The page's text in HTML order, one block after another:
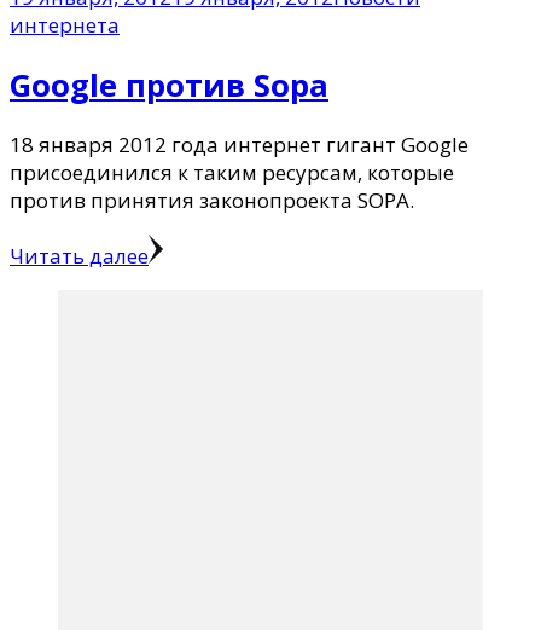
интернета
Google против Sopa
18 января 2012 года интернет гигант Google
присоединился к таким ресурсам, которые
против принятия законопроекта SOPA.
Читать далее